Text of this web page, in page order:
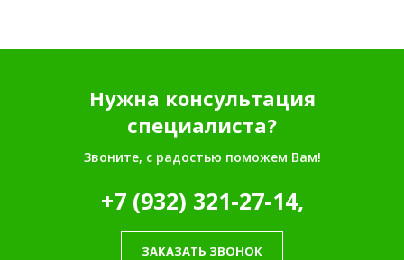
Нужна консультация
специалиста?
Звоните, с радостью поможем Вам!
+7 (932) 321-27-14,
ЗАКАЗАТЬ ЗВОНОК